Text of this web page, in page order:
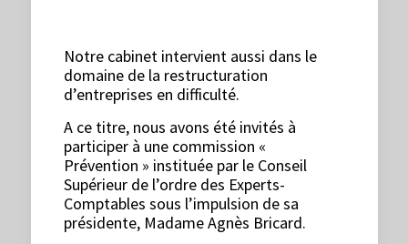
Notre cabinet intervient aussi dans le
domaine de la restructuration
d’entreprises en difficulté.
A ce titre, nous avons été invités à
participer à une commission «
Prévention » instituée par le Conseil
Supérieur de l’ordre des Experts-
Comptables sous l’impulsion de sa
présidente, Madame Agnès Bricard.